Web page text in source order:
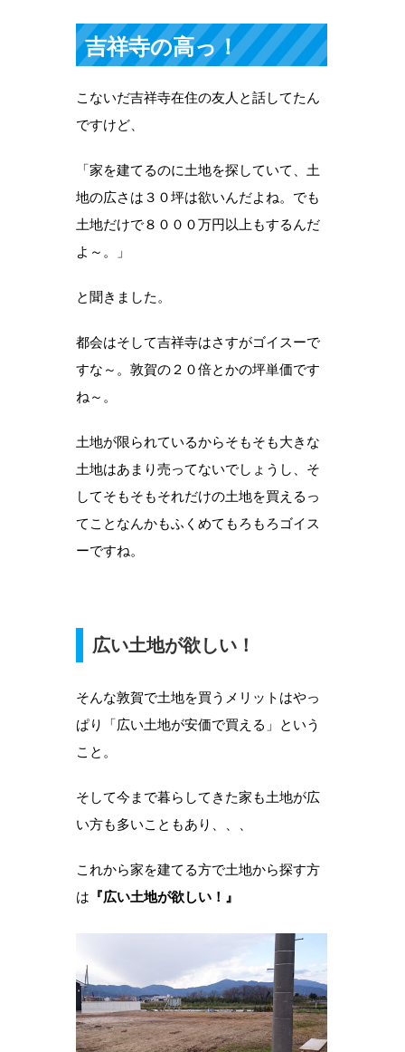
吉祥寺の高っ！
こないだ吉祥寺在住の友人と話してたん
ですけど、
「家を建てるのに土地を探していて、土
地の広さは３０坪は欲いんだよね。でも
土地だけで８０００万円以上もするんだ
よ～。」
と聞きました。
都会はそして吉祥寺はさすがゴイスーで
すな～。敦賀の２０倍とかの坪単価です
ね～。
土地が限られているからそもそも大きな
土地はあまり売ってないでしょうし、そ
してそもそもそれだけの土地を買えるっ
てことなんかもふくめてもろもろゴイス
ーですね。
広い土地が欲しい！
そんな敦賀で土地を買うメリットはやっ
ぱり「広い土地が安価で買える」という
こと。
そして今まで暮らしてきた家も土地が広
い方も多いこともあり、、、
これから家を建てる方で土地から探す方
は 『広い土地が欲しい！』